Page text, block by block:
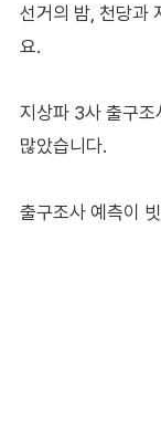
선거의 밤, 천당과
요.
지상파 3사 출구조
많았습니다.
출구조사 예측이